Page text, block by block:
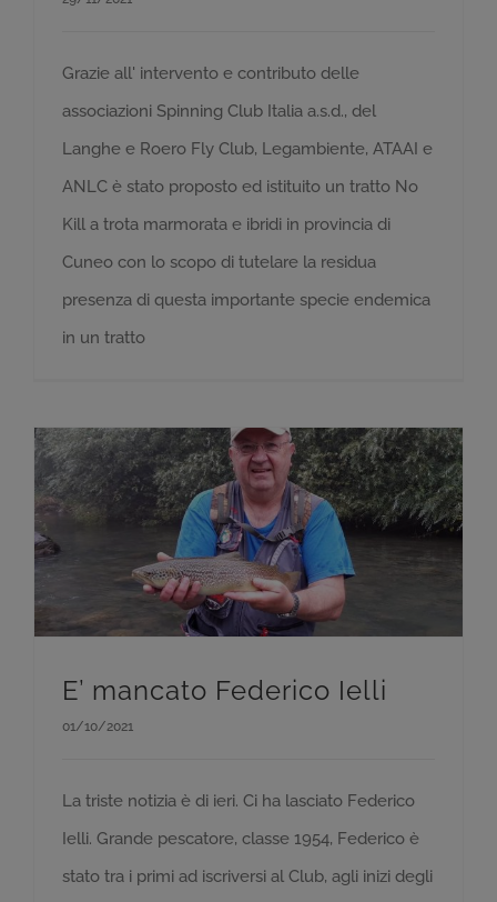
Grazie all' intervento e contributo delle
associazioni Spinning Club Italia a.s.d., del
Langhe e Roero Fly Club, Legambiente, ATAAI e
ANLC è stato proposto ed istituito un tratto No
Kill a trota marmorata e ibridi in provincia di
Cuneo con lo scopo di tutelare la residua
presenza di questa importante specie endemica
in un tratto
E’ mancato Federico Ielli
01/10/2021
La triste notizia è di ieri. Ci ha lasciato Federico
Ielli. Grande pescatore, classe 1954, Federico è
stato tra i primi ad iscriversi al Club, agli inizi degli